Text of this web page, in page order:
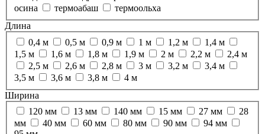
осина
термоабаш
термоольха
Длина
0,4 м
0,5 м 0,9 м 1 м 1,2 м
1,4 м
1,5 м
1,6 м 1,8 м 1,9 м 2 м 2,2 м
2,4 м
2,5 м
2,6 м 2,8 м 3 м 3,2 м
3,4 м
3,5 м
3,6 м 3,8 м
4 м
Ширина
120 мм
13 мм 140 мм 15 мм 27 мм
28
мм
40 мм 60 мм 80 мм 90 мм
94 мм